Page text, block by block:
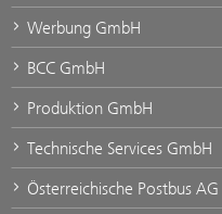
Werbung GmbH
BCC GmbH
Produktion GmbH
Technische Services GmbH
Österreichische Postbus AG